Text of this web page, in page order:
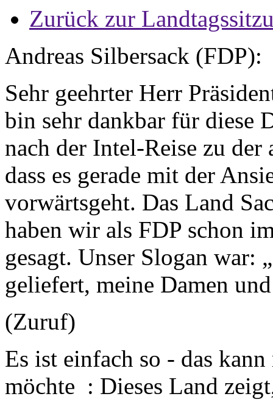
Zurück zur
Andreas Silbersack (FDP):
Sehr geehrter Herr
bin sehr dankbar für diese
nach der Intel-Reise zu
dass es gerade mit der
vorwärtsgeht. Das Land
haben wir als FDP schon
gesagt. Unser Slogan
geliefert, meine Damen
(Zuruf)
Es ist einfach so - das
möchte : Dieses Land